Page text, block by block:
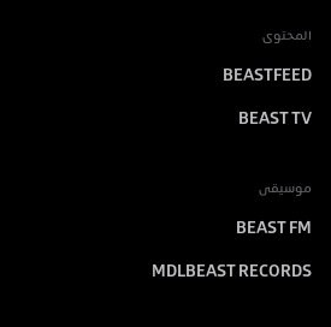
المحتوى
BEASTFEED
BEAST TV
موسيقى
BEAST FM
MDLBEAST RECORDS